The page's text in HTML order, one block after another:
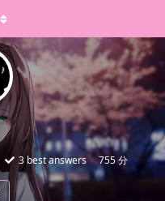
3best answers 755 分